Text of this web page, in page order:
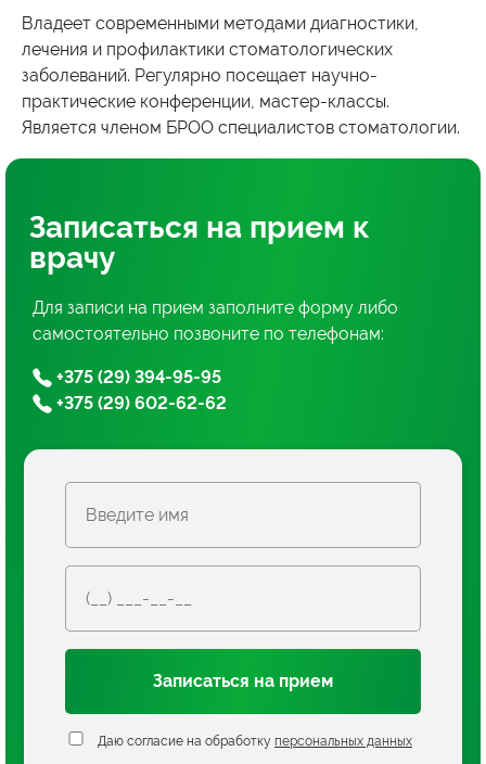
Владеет современными методами диагностики,
лечения и профилактики стоматологических
заболеваний. Регулярно посещает научно-
практические конференции, мастер-классы.
Является членом БРОО специалистов стоматологии.
Записаться на прием к
врачу
Для записи на прием заполните форму либо
самостоятельно позвоните по телефонам:
+375 (29) 394-95-95
+375 (29) 602-62-62
Записаться на прием
Даю согласие на обработку персональных данных